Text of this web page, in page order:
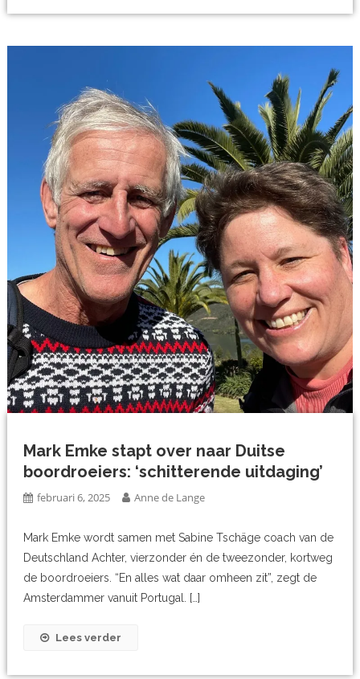
Mark Emke stapt over naar Duitse
boordroeiers: ‘schitterende uitdaging’
februari 6, 2025 Anne de Lange
Mark Emke wordt samen met Sabine Tschäge coach van de
Deutschland Achter, vierzonder én de tweezonder, kortweg
de boordroeiers. “En alles wat daar omheen zit”, zegt de
Amsterdammer vanuit Portugal. […]
Lees verder